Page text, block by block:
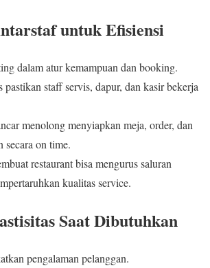
untuk Efisiensi
dalam atur kemampuan dan booking.
pastikan staff servis, dapur, dan kasir bekerja
menolong menyiapkan meja, order, dan
secara on time.
restaurant bisa mengurus saluran
kualitas service.
Saat Dibutuhkan
pengalaman pelanggan.